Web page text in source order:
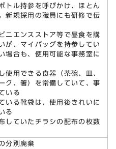
トル持参を呼びかけ、ほとん
新規採用の職員にも研修で伝
ニエンスストア等で昼食を購
が、マイバッグを持参してい
場合も、使用可能な事務室に
使用できる食器（茶碗、皿、
ク、箸）を常備していて、事
いる
いる靴袋は、使用後きれいに
る
していたチラシの配布の枚数
分別廃棄